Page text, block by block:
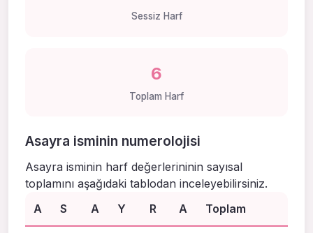
Sessiz Harf
6
Toplam Harf
Asayra isminin numerolojisi
Asayra isminin harf değerlerininin sayısal
toplamını aşağıdaki tablodan inceleyebilirsiniz.
A
S A Y R A Toplam